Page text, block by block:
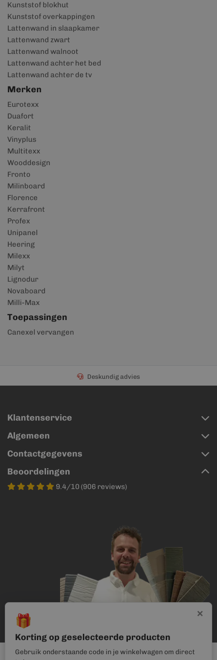
Kunststof blokhut
Kunststof overkappingen
Lattenwand in slaapkamer
Lattenwand zwart
Lattenwand walnoot
Lattenwand achter het bed
Lattenwand achter de tv
Merken
Eurotexx
Duafort
Keralit
Vinyplus
Multitexx
Wooddesign
Fronto
Milinboard
Florence
Kerrafront
Profex
Unipanel
Heering
Milexx
Milyt
Lignodur
Novaboard
Milli-Max
Toepassingen
Canexel vervangen
Deskundig advies
Klantenservice
Algemeen
Contactgegevens
Beoordelingen
9.4/10 (906 reviews)
×
🎁
Korting op geselecteerde producten
Gebruik onderstaande code in je winkelwagen om direct